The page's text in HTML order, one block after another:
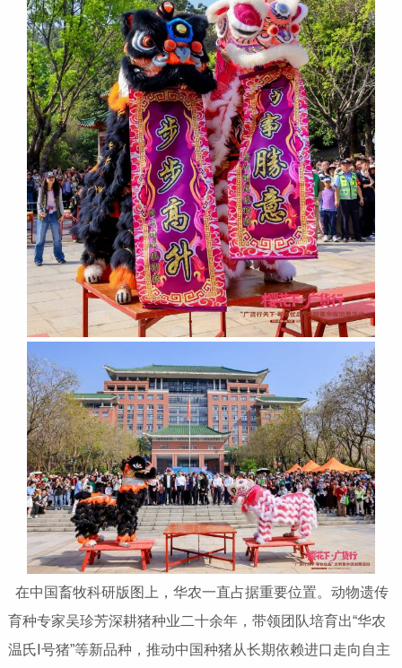
在中国畜牧科研版图上，华农一直占据重要位置。动物遗传
育种专家吴珍芳深耕猪种业二十余年，带领团队培育出“华农
温氏Ⅰ号猪”等新品种，推动中国种猪从长期依赖进口走向自主